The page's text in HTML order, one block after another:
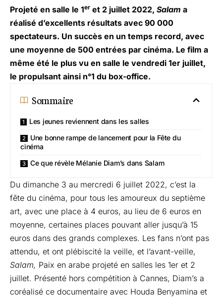
Projeté en salle le 1er et 2 juillet 2022, Salam a
réalisé d’excellents résultats avec 90 000
spectateurs. Un succès en un temps record, avec
une moyenne de 500 entrées par cinéma. Le film a
même été le plus vu en salle le vendredi 1er juillet,
le propulsant ainsi n°1 du box-office.
Sommaire
Les jeunes reviennent dans les salles
Une bonne rampe de lancement pour la Fête du
cinéma
Ce que révèle Mélanie Diam’s dans Salam
Du dimanche 3 au mercredi 6 juillet 2022, c’est la
fête du cinéma, pour tous les amoureux du septième
art, avec une place à 4 euros, au lieu de 6 euros en
moyenne, certaines places pouvant aller jusqu’à 15
euros dans des grands complexes. Les fans n’ont pas
attendu, et ont plébiscité la veille, et l’avant-veille,
Salam, Paix en arabe projeté en salles les 1er et 2
juillet. Présenté hors compétition à Cannes, Diam’s a
coréalisé ce documentaire avec Houda Benyamina et